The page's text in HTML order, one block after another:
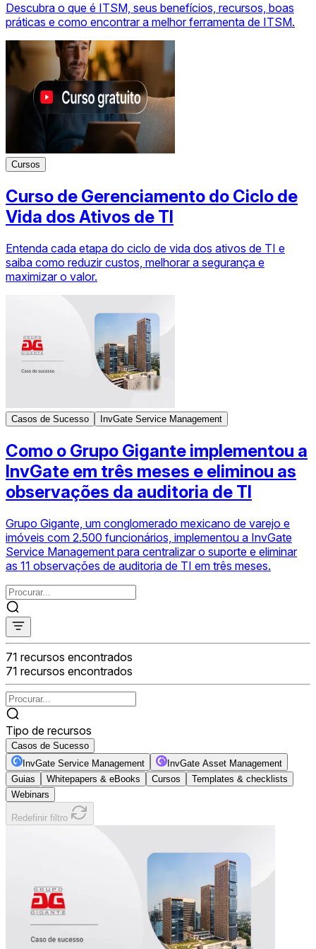
Descubra o que é ITSM, seus benefícios, recursos, boas
práticas e como encontrar a melhor ferramenta de ITSM.
Cursos
Curso de Gerenciamento do Ciclo de
Vida dos Ativos de TI
Entenda cada etapa do ciclo de vida dos ativos de TI e
saiba como reduzir custos, melhorar a segurança e
maximizar o valor.
Casos de Sucesso InvGate Service Management
Como o Grupo Gigante implementou a
InvGate em três meses e eliminou as
observações da auditoria de TI
Grupo Gigante, um conglomerado mexicano de varejo e
imóveis com 2.500 funcionários, implementou a InvGate
Service Management para centralizar o suporte e eliminar
as 11 observações de auditoria de TI em três meses.
71 recursos encontrados
71 recursos encontrados
Tipo de recursos
Casos de Sucesso
InvGate Service Management
InvGate Asset Management
Guias
Whitepapers & eBooks Cursos
Templates & checklists
Webinars
Redefinir filtro